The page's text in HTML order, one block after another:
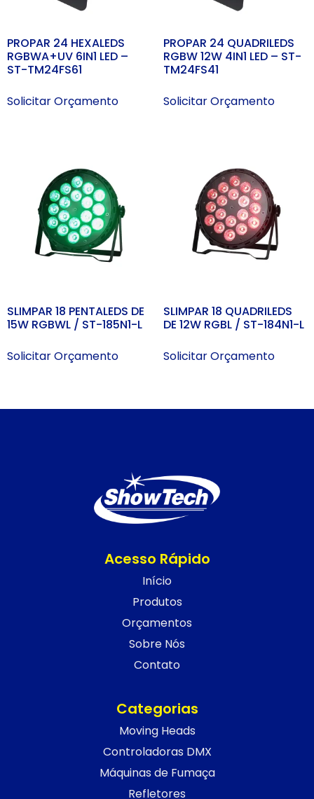
PROPAR 24 HEXALEDS
RGBWA+UV 6IN1 LED –
ST-TM24FS61
Solicitar Orçamento
PROPAR 24 QUADRILEDS
RGBW 12W 4IN1 LED – ST-
TM24FS41
Solicitar Orçamento
SLIMPAR 18 PENTALEDS DE
15W RGBWL / ST-185N1-L
Solicitar Orçamento
SLIMPAR 18 QUADRILEDS
DE 12W RGBL / ST-184N1-L
Solicitar Orçamento
Acesso Rápido
Início
Produtos
Orçamentos
Sobre Nós
Contato
Categorias
Moving Heads
Controladoras DMX
Máquinas de Fumaça
Refletores